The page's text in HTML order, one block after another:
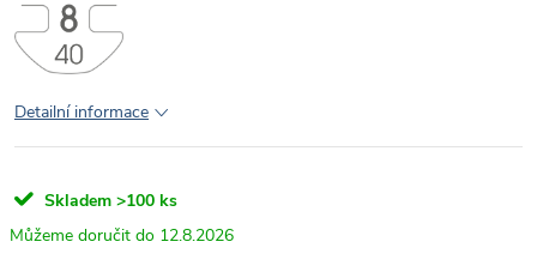
Detailní informace
Skladem >100 ks
12.8.2026